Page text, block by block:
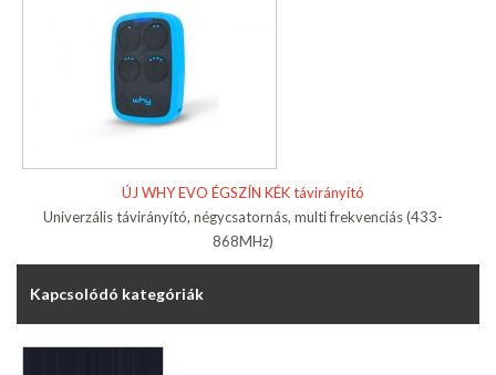
ÚJ WHY EVO ÉGSZÍN KÉK távirányító
Univerzális távirányító, négycsatornás, multi frekvenciás (433-
868MHz)
Kapcsolódó kategóriák